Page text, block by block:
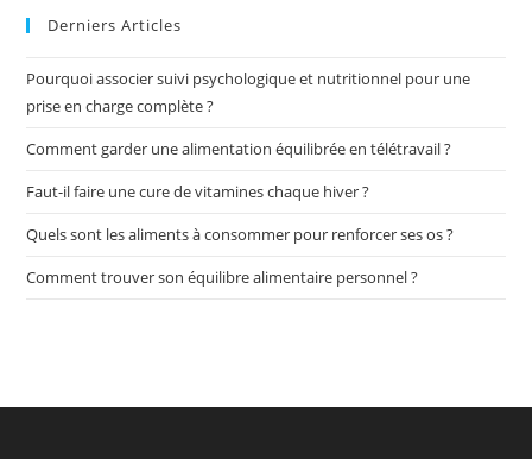
Derniers Articles
Pourquoi associer suivi psychologique et nutritionnel pour une
prise en charge complète ?
Comment garder une alimentation équilibrée en télétravail ?
Faut-il faire une cure de vitamines chaque hiver ?
Quels sont les aliments à consommer pour renforcer ses os ?
Comment trouver son équilibre alimentaire personnel ?